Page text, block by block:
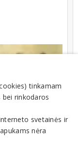
tinkamam
rinkodaros
svetainės ir
nėra